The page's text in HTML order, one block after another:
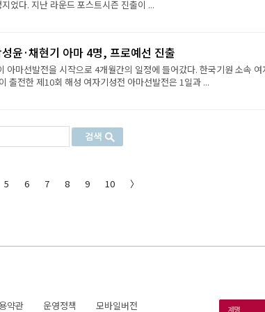
었다. 지난 라운드 포스트시즌 진출이 ...
윤·채현기 아마 4명, 프로예선 진출
아마선발전을 시작으로 4개월간의 일정에 들어갔다. 한국기원 소속 여
출전한 제10회 해성 여자기성전 아마선발전은 1일과 ...
5 6 7 8 9 10 〉
약관 운영정책 모바일버전